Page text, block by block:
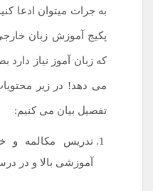
به جرات میتوان ادعا
پکیج آموزش زبان
که زبان آموز نیاز دارد
می دهد! در زیر
تفصیل بیان می کنیم:
تدریس مکالمه و
آموزشی بالا و در